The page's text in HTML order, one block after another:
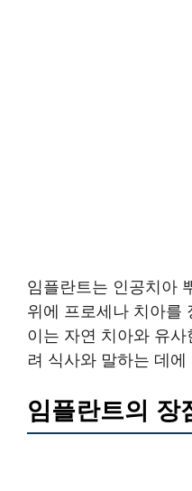
임플란트는 인공치아
위에 프로세나 치아를
이는 자연 치아와 유
려 식사와 말하는 데
임플란트의 장